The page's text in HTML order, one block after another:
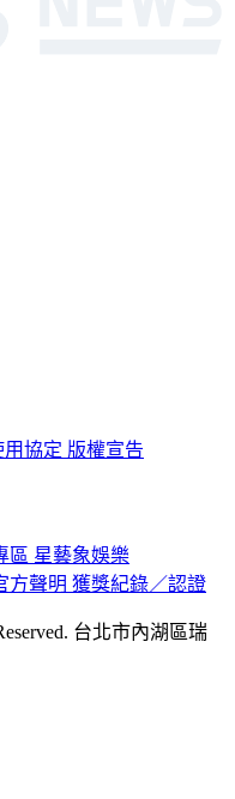
協定 版權宣告
區 星藝象娛樂
方聲明 獲獎紀錄／認證
台北市內湖區瑞